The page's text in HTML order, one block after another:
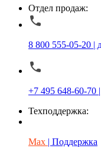
Отдел продаж:
8 800 555-05-20 |
+7 495 648-60-
Техподдержка:
Max | Поддержка